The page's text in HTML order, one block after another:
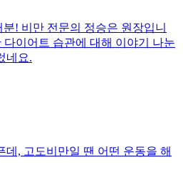
! 비만 전문의 정승은 원장입니
다이어트 습관에 대해 이야기 나눈
네요.
데, 고도비만일 땐 어떤 운동을 해